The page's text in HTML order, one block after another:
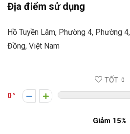
Địa điểm sử dụng
Hồ Tuyền Lâm, Phường 4, Phường
Đồng, Việt Nam
TỐT 0
0
Giảm 15%